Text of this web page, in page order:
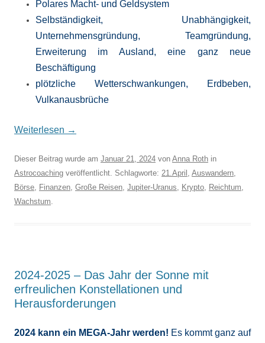
Polares Macht- und Geldsystem
Selbständigkeit, Unabhängigkeit,
Unternehmensgründung, Teamgründung,
Erweiterung im Ausland, eine ganz neue
Beschäftigung
plötzliche Wetterschwankungen, Erdbeben,
Vulkanausbrüche
Weiterlesen →
Dieser Beitrag wurde am Januar 21, 2024 von Anna Roth in
Astrocoaching veröffentlicht. Schlagworte: 21.April , Auswandern,
Börse, Finanzen, Große Reisen, Jupiter-Uranus, Krypto, Reichtum,
Wachstum.
2024-2025 – Das Jahr der Sonne mit
erfreulichen Konstellationen und
Herausforderungen
2024 kann ein MEGA-Jahr werden! Es kommt ganz auf